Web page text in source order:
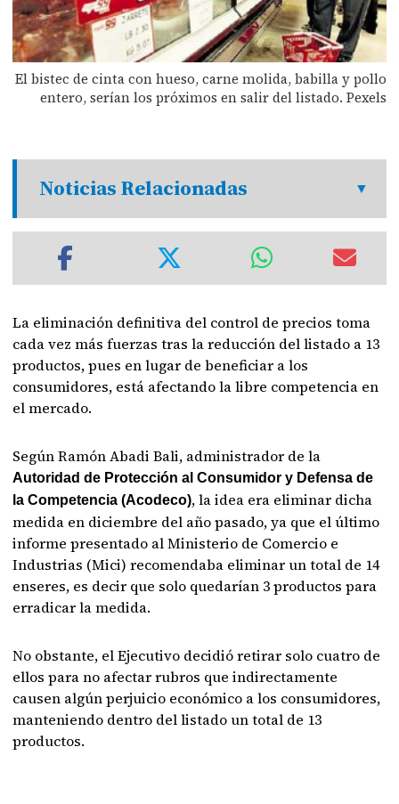
El bistec de cinta con hueso, carne molida, babilla y pollo
entero, serían los próximos en salir del listado. Pexels
Noticias Relacionadas
La eliminación definitiva del control de precios toma
cada vez más fuerzas tras la reducción del listado a 13
productos, pues en lugar de beneficiar a los
consumidores, está afectando la libre competencia en
el mercado.
Según Ramón Abadi Bali, administrador de la
Autoridad de Protección al Consumidor y Defensa de
la Competencia (Acodeco), la idea era eliminar dicha
medida en diciembre del año pasado, ya que el último
informe presentado al Ministerio de Comercio e
Industrias (Mici) recomendaba eliminar un total de 14
enseres, es decir que solo quedarían 3 productos para
erradicar la medida.
No obstante, el Ejecutivo decidió retirar solo cuatro de
ellos para no afectar rubros que indirectamente
causen algún perjuicio económico a los consumidores,
manteniendo dentro del listado un total de 13
productos.